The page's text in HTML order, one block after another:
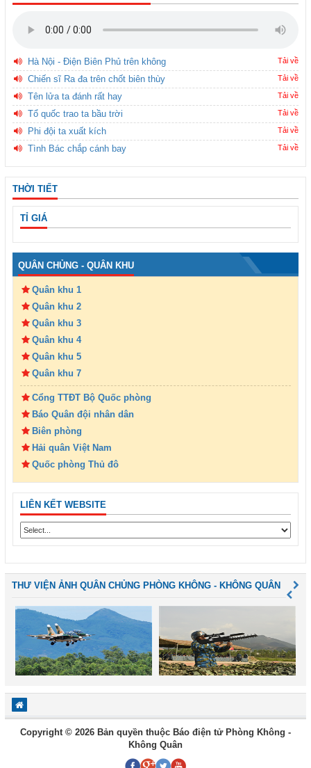
Hà Nội - Điện Biên Phủ trên không Tải về
Chiến sĩ Ra đa trên chốt biên thùy Tải về
Tên lửa ta đánh rất hay Tải về
Tổ quốc trao ta bầu trời Tải về
Phi đội ta xuất kích Tải về
Tình Bác chắp cánh bay Tải về
THỜI TIẾT
TỈ GIÁ
QUÂN CHỦNG - QUÂN KHU
Quân khu 1
Quân khu 2
Quân khu 3
Quân khu 4
Quân khu 5
Quân khu 7
Cổng TTĐT Bộ Quốc phòng
Báo Quân đội nhân dân
Biên phòng
Hải quân Việt Nam
Quốc phòng Thủ đô
LIÊN KẾT WEBSITE
THƯ VIỆN ẢNH QUÂN CHỦNG PHÒNG KHÔNG - KHÔNG QUÂN
Copyright © 2026 Bản quyền thuộc Báo điện tử Phòng Không -
Không Quân